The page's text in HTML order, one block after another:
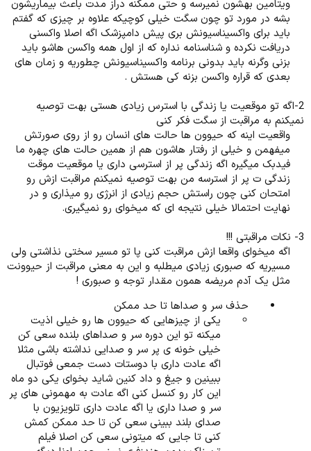
ویتامین بهشون نمیرسه و حتی ممکنه دراز مدت باعث بیماریشون
بشه در مورد تو چون سگت خیلی کوچیکه علاوه بر چیزی که گفتم
باید برای واکسیناسیونش بری پیش دامپزشک اگه اصلا واکسنی
دریافت نکرده و شناسنامه نداره که از اول همه واکسن هاشو باید
بزنی وگرنه باید بدونی برنامه واکسیناسیونش چطوریه و زمان های
بعدی که قراره واکسن بزنه کی هستش .​
2-اگه تو موقعیت یا زندگی با استرس زیادی هستی بهت توصیه
نمیکنم به مراقبت از سگت فکر کنی
واقعیت اینه که حیوون ها حالت های انسان رو از روی صورتش
میفهمن و خیلی از رفتار هاشون هم از همین حالت های چهره ما
فیدبک میگیره اگه زندگی پر از استرسی داری یا موقعیت موقت
زندگی ت پر از استرسه من بهت توصیه نمیکنم مراقبت ازش رو
امتحان کنی چون راستش حجم زیادی از انرژی رو میذاری و در
نهایت احتمالا خیلی نتیجه ای که میخوای رو نمیگیری.​
3- نکات مراقبتی !!!
اگه میخوای واقعا ازش مراقبت کنی پا تو مسیر سختی نذاشتی ولی
مسیریه که صبوری زیادی میطلبه و این به معنی مراقبت از حیوونت
مثل یک آدم مریضه همون مقدار توجه و صبوری !​
حذف سر و صداها تا حد ممکن​
یکی از چیزهایی که حیوون ها رو خیلی اذیت
میکنه تو این دوره سر و صداهای بلنده سعی کن
خیلی خونه ی پر سر و صدایی نداشته باشی مثلا
اگه عادت داری با دوستات دست جمعی فوتبال
ببینین و جیغ و داد کنین شاید بخوای یکی دو ماه
این کار رو کنسل کنی اگه عادت به مهمونی های پر
سر و صدا داری یا اگه عادت داری تلویزیون با
صدای بلند ببینی سعی کن تا حد ممکن کمش
کنی تا جایی که میتونی سعی کن اصلا فیلم